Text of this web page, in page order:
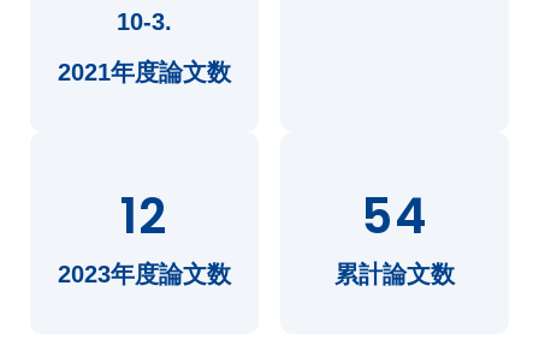
10-3.
2021年度論文数
12
2023年度論文数
54
累計論文数